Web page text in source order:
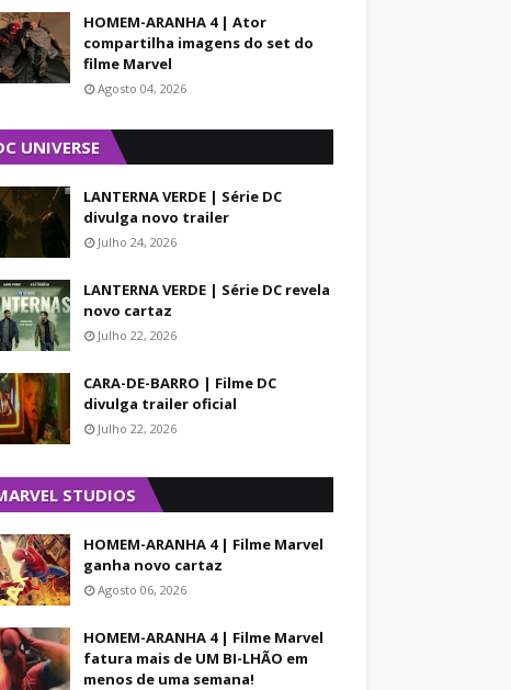
HOMEM-ARANHA 4 | Ator
compartilha imagens do set do
filme Marvel
Agosto 04, 2026
UNIVERSE
LANTERNA VERDE | Série DC
divulga novo trailer
Julho 24, 2026
LANTERNA VERDE | Série DC revela
novo cartaz
Julho 22, 2026
CARA-DE-BARRO | Filme DC
divulga trailer oficial
Julho 22, 2026
STUDIOS
HOMEM-ARANHA 4 | Filme Marvel
ganha novo cartaz
Agosto 06, 2026
HOMEM-ARANHA 4 | Filme Marvel
fatura mais de UM BI-LHÃO em
menos de uma semana!